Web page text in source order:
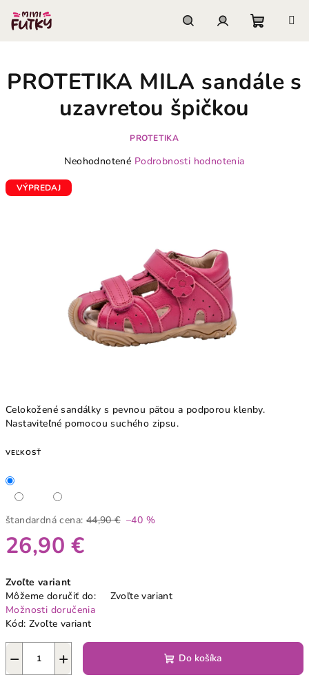
obsah
košík
Celokožené sandálky s pevnou pätou a podporou klenby.
Nastaviteľné pomocou suchého zipsu.
VEĽKOSŤ
štandardná cena: 44,90 € –40 %
26,90 €
cena:
Zvoľte variant
Môžeme doručiť do:
Zvoľte variant
Možnosti doručenia
Kód: Zvoľte variant
+
− Do košíka
PROTETIKA MILA sandále s
uzavretou špičkou
PROTETIKA
Priemerné
produktu
Neohodnotené Podrobnosti hodnotenia
VÝPREDAJ